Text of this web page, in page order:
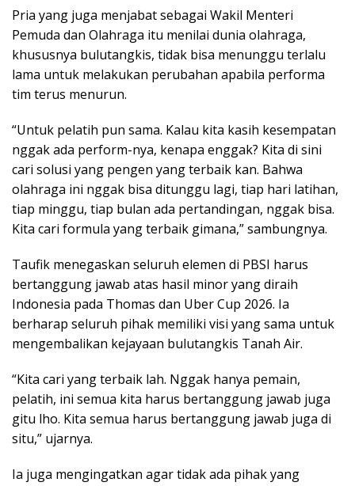
Pria yang juga menjabat sebagai Wakil Menteri
Pemuda dan Olahraga itu menilai dunia olahraga,
khususnya bulutangkis, tidak bisa menunggu terlalu
lama untuk melakukan perubahan apabila performa
tim terus menurun.
“Untuk pelatih pun sama. Kalau kita kasih kesempatan
nggak ada perform-nya, kenapa enggak? Kita di sini
cari solusi yang pengen yang terbaik kan. Bahwa
olahraga ini nggak bisa ditunggu lagi, tiap hari latihan,
tiap minggu, tiap bulan ada pertandingan, nggak bisa.
Kita cari formula yang terbaik gimana,” sambungnya.
Taufik menegaskan seluruh elemen di PBSI harus
bertanggung jawab atas hasil minor yang diraih
Indonesia pada Thomas dan Uber Cup 2026. Ia
berharap seluruh pihak memiliki visi yang sama untuk
mengembalikan kejayaan bulutangkis Tanah Air.
“Kita cari yang terbaik lah. Nggak hanya pemain,
pelatih, ini semua kita harus bertanggung jawab juga
gitu lho. Kita semua harus bertanggung jawab juga di
situ,” ujarnya.
Ia juga mengingatkan agar tidak ada pihak yang